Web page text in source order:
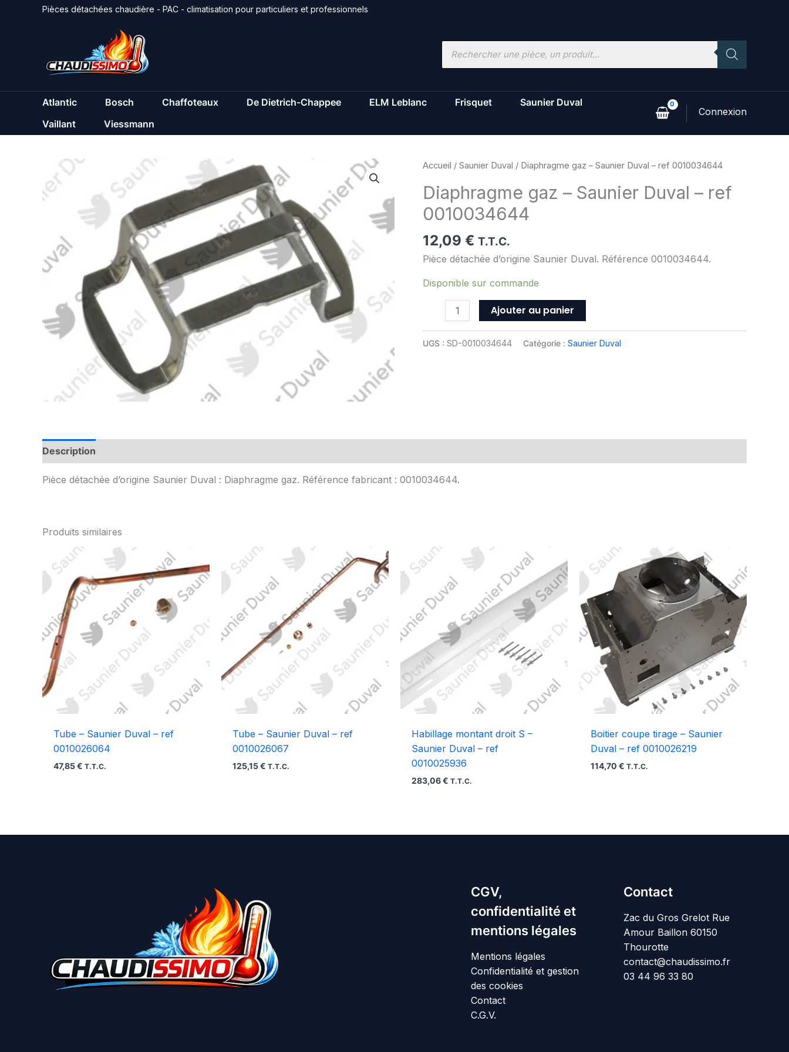
Pièces détachées chaudière - PAC - climatisation pour particuliers et professionnels
Recherche
Atlantic Bosch Chaffoteaux De Dietrich-Chappee ELM Leblanc Frisquet
Saunier Duval
Vaillant
Viessmann
Accueil / Saunier Duval / Diaphragme gaz – Saunier Duval – ref 0010034644
Diaphragme gaz – Saunier Duval – ref
0010034644
12,09 € T.T.C.
Pièce détachée d’origine Saunier Duval. Référence 0010034644.
Disponible sur commande
quantité
Diaphragme
gaz
Saunier
Duval
ref
0010034644
Ajouter au panier
UGS : SD-0010034644 Catégorie : Saunier Duval
Description
Pièce détachée d’origine Saunier Duval : Diaphragme gaz. Référence fabricant : 0010034644.
Produits similaires
Tube – Saunier Duval – ref
0010026064
47,85€ T.T.C.
Tube – Saunier Duval – ref
0010026067
125,15€ T.T.C.
Habillage montant droit S –
Saunier Duval – ref
0010025936
283,06€ T.T.C.
Boitier coupe tirage – Saunier
Duval – ref 0010026219
114,70€ T.T.C.
CGV,
confidentialité et
mentions légales
Mentions légales
Confidentialité et gestion
des cookies
Contact
C.G.V.
Contact
Zac du Gros Grelot Rue
Amour Baillon 60150
Thourotte
contact@chaudissimo.fr
03 44 96 33 80